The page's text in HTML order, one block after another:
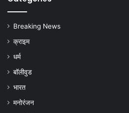
Breaking News
क्राइम
धर्म
बॉलीवुड
भारत
मनोरंजन